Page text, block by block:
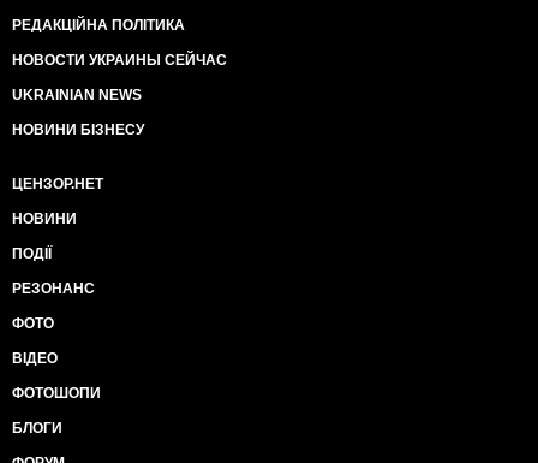
РЕДАКЦІЙНА ПОЛІТИКА
НОВОСТИ УКРАИНЫ СЕЙЧАС
UKRAINIAN NEWS
НОВИНИ БІЗНЕСУ
ЦЕНЗОР.НЕТ
НОВИНИ
ПОДІЇ
РЕЗОНАНС
ФОТО
ВІДЕО
ФОТОШОПИ
БЛОГИ